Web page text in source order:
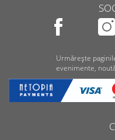
Urmărește
evenimente,